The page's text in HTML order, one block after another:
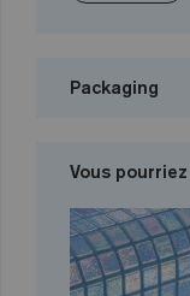
Packaging
Vous